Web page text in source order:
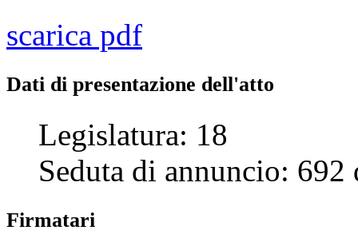
scarica pdf
Dati di presentazione dell'atto
Legislatura: 18
Seduta di annuncio: 692
Firmatari